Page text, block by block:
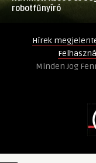
bejegyzéshez
robotfűnyíró
Hírek
Minden Jog